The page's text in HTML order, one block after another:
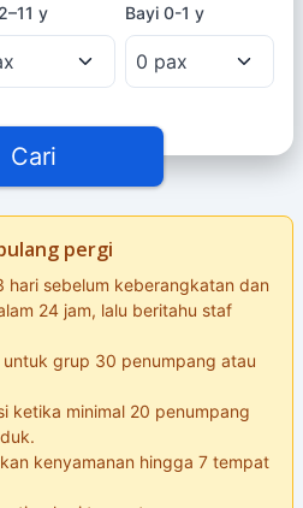
2–11 y Bayi 0-1 y
Cari
pergi
hari sebelum keberangkatan dan
24 jam, lalu beritahu staf
grup 30 penumpang atau
ketika minimal 20 penumpang
kenyamanan hingga 7 tempat